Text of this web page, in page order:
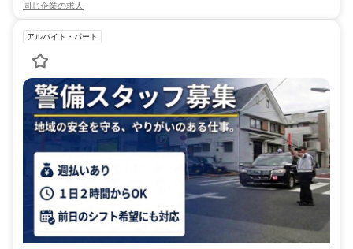
同じ企業の求人
アルバイト・パート